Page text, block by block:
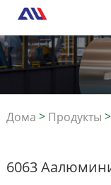
Дома > Продукты >
6063